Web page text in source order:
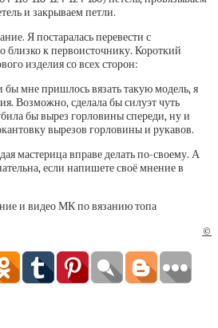
и закрываем петли.
Я постаралась перевести с
близко к первоисточнику. Короткий
изделия со всех сторон:
бы мне пришлось вязать такую модель, я
Возможно, сделала бы силуэт чуть
бы вырез горловины спереди, ну и
вырезов горловины и рукавов.
мастерица вправе делать по-своему. А
если напишете своё мнение в
и видео МК по вязанию топа
©